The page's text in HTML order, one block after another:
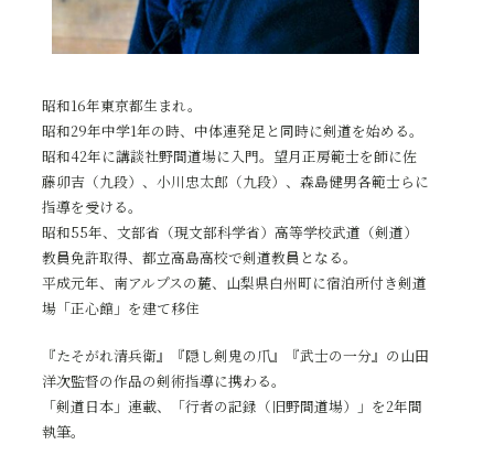
昭和16年東京都生まれ。
昭和29年中学1年の時、中体連発足と同時に剣道を始める。
昭和42年に講談社野間道場に入門。望月正房範士を師に佐
藤卯吉（九段）、小川忠太郎（九段）、森島健男各範士らに
指導を受ける。
昭和55年、文部省（現文部科学省）高等学校武道（剣道）
教員免許取得、都立高島高校で剣道教員となる。
平成元年、南アルプスの麓、山梨県白州町に宿泊所付き剣道
場「正心館」を建て移住
『たそがれ清兵衛』『隠し剣鬼の爪』『武士の一分』の山田
洋次監督の作品の剣術指導に携わる。
「剣道日本」連載、「行者の記録（旧野間道場）」を2年間
執筆。